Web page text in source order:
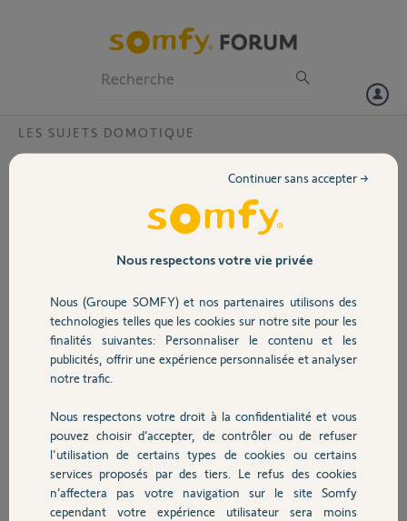
Volet
Sécurité
Domotique
Chauffage
Autres produits
LES SUJETS DOMOTIQUE
Impossible d'accéder à ma box Tahoma V2
Bonjour,
Depuis ce matin, impossible d'accéder à ma box
Tahoma V2, que ce soit via l'application
pas activée) ou via le site Tahomalink (qui lui
m'indique qu'il y a un problème serveur).
Si l'un de vous a une solution, je suis preneur :)
Alexandre.
Nous respectons votre vie privée
Nous (Groupe SOMFY) et nos partenaires utilisons des
technologies telles que les cookies sur notre site pour les
finalités suivantes: Personnaliser le contenu et les
publicités, offrir une expérience personnalisée et analyser
notre trafic.
Nous respectons votre droit à la confidentialité et vous
pouvez choisir d’accepter, de contrôler ou de refuser
l'utilisation de certains types de cookies ou certains
services proposés par des tiers. Le refus des cookies
n’affectera pas votre navigation sur le site Somfy
cependant votre expérience utilisateur sera moins
Continuer sans accepter →